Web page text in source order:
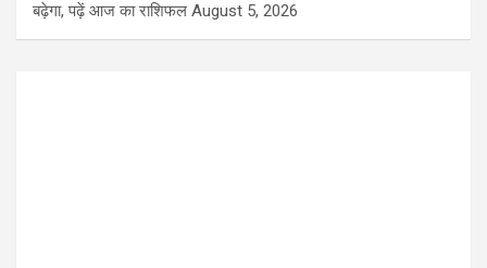
बढ़ेगा, पढ़ें आज का राशिफल August 5, 2026